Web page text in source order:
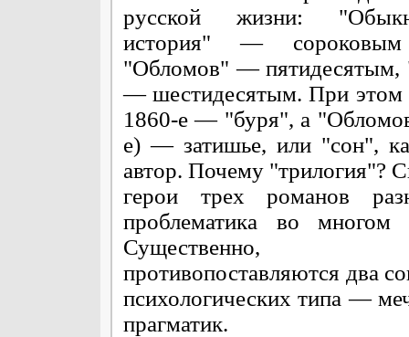
русской жизни:
история" — сороковым
"Обломов" —
— шестидесятым. При этом
1860-е — "буря", а
е) — затишье, или "сон",
автор. Почему "трилогия"?
герои трех романов
проблематика во многом
противопоставляются два
психологических типа —
прагматик.